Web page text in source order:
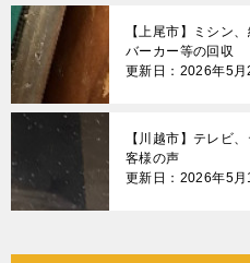
【上尾市】ミシン
バーカー等の回収
更新日：2026年5月
【川越市】テレビ
客様の声
更新日：2026年5月